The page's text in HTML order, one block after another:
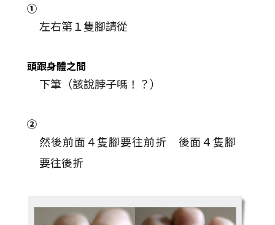
①
左右第１隻腳請從
頭跟身體之間
下筆（該說脖子嗎！？）
②
然後前面４隻腳要往前折 後面４隻腳
要往後折